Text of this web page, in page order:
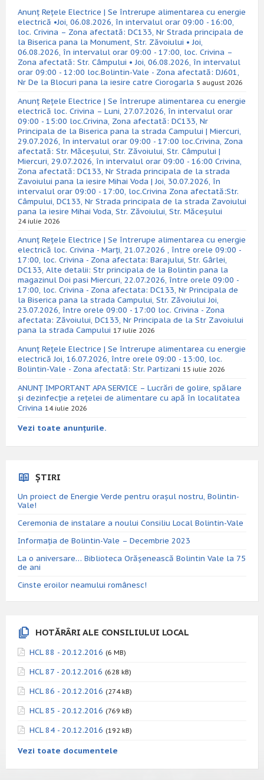
Anunț Rețele Electrice | Se întrerupe alimentarea cu energie
electrică •Joi, 06.08.2026, în intervalul orar 09:00 - 16:00,
loc. Crivina – Zona afectată: DC133, Nr Strada principala de
la Biserica pana la Monument, Str. Zăvoiului • Joi,
06.08.2026, în intervalul orar 09:00 - 17:00, loc. Crivina –
Zona afectată: Str. Câmpului • Joi, 06.08.2026, în intervalul
orar 09:00 - 12:00 loc.Bolintin-Vale - Zona afectată: DJ601,
Nr De la Blocuri pana la iesire catre Ciorogarla 5 august 2026
Anunț Rețele Electrice | Se întrerupe alimentarea cu energie
electrică loc. Crivina – Luni, 27.07.2026, în intervalul orar
09:00 - 15:00 loc.Crivina, Zona afectată: DC133, Nr
Principala de la Biserica pana la strada Campului | Miercuri,
29.07.2026, în intervalul orar 09:00 - 17:00 loc.Crivina, Zona
afectată: Str. Măceșului, Str. Zăvoiului, Str. Câmpului |
Miercuri, 29.07.2026, în intervalul orar 09:00 - 16:00 Crivina,
Zona afectată: DC133, Nr Strada principala de la strada
Zavoiului pana la iesire Mihai Voda | Joi, 30.07.2026, în
intervalul orar 09:00 - 17:00, loc.Crivina Zona afectată:Str.
Câmpului, DC133, Nr Strada principala de la strada Zavoiului
pana la iesire Mihai Voda, Str. Zăvoiului, Str. Măceșului
24 iulie 2026
Anunț Rețele Electrice | Se întrerupe alimentarea cu energie
electrică loc. Crivina - Marți, 21.07.2026 , între orele 09:00 -
17:00, loc. Crivina - Zona afectata: Barajului, Str. Gârlei,
DC133, Alte detalii: Str principala de la Bolintin pana la
magazinul Doi pasi Miercuri, 22.07.2026, între orele 09:00 -
17:00, loc. Crivina - Zona afectata: DC133, Nr Principala de
la Biserica pana la strada Campului, Str. Zăvoiului Joi,
23.07.2026, între orele 09:00 - 17:00 loc. Crivina - Zona
afectata: Zăvoiului, DC133, Nr Principala de la Str Zavoiului
pana la strada Campului 17 iulie 2026
Anunț Rețele Electrice | Se întrerupe alimentarea cu energie
electrică Joi, 16.07.2026, între orele 09:00 - 13:00, loc.
Bolintin-Vale - Zona afectată: Str. Partizani 15 iulie 2026
ANUNȚ IMPORTANT APA SERVICE – Lucrări de golire, spălare
și dezinfecție a rețelei de alimentare cu apă în localitatea
Crivina 14 iulie 2026
Vezi toate anunțurile.
ȘTIRI
Un proiect de Energie Verde pentru orașul nostru, Bolintin-
Vale!
Ceremonia de instalare a noului Consiliu Local Bolintin-Vale
Informația de Bolintin-Vale – Decembrie 2023
La o aniversare… Biblioteca Orăşenească Bolintin Vale la 75
de ani
Cinste eroilor neamului românesc!
HOTĂRÂRI ALE CONSILIULUI LOCAL
HCL 88 - 20.12.2016 (6 MB)
HCL 87 - 20.12.2016 (628 kB)
HCL 86 - 20.12.2016 (274 kB)
HCL 85 - 20.12.2016 (769 kB)
HCL 84 - 20.12.2016 (192 kB)
Vezi toate documentele